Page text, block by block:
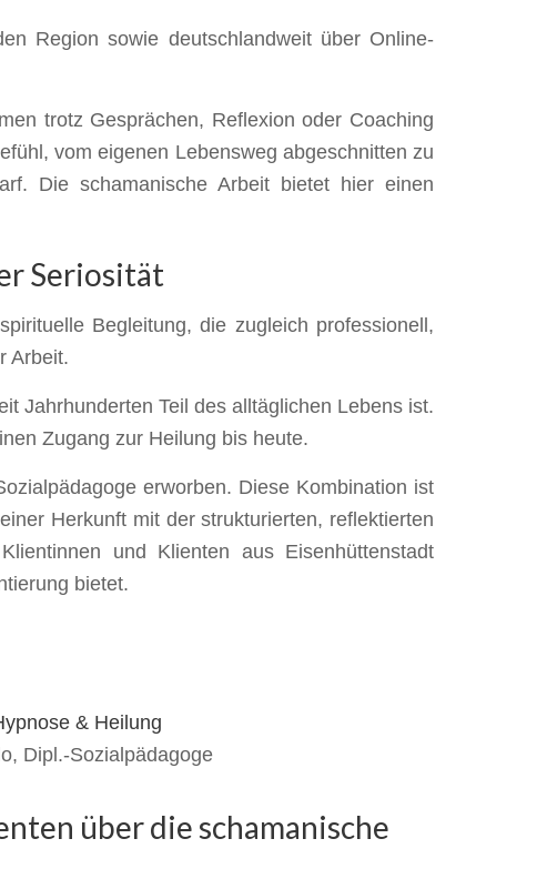
Region sowie deutschlandweit über Online-
trotz Gesprächen, Reflexion oder Coaching
vom eigenen Lebensweg abgeschnitten zu
Die schamanische Arbeit bietet hier einen
Seriosität
Begleitung, die zugleich professionell,
Arbeit.
Jahrhunderten Teil des alltäglichen Lebens ist.
Zugang zur Heilung bis heute.
erworben. Diese Kombination ist
Herkunft mit der strukturierten, reflektierten
und Klienten aus Eisenhüttenstadt
bietet.
Dipl.-Sozialpädagoge
über die schamanische